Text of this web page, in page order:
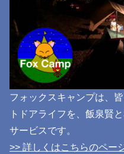
フォックスキャンプは、
トドアライフを、飯泉賢
サービスです。
>> 詳しくはこちらのペー